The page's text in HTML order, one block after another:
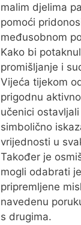
malim djelima
pomoći
međusobnom
Kako bi
promišljanje i
Vijeća tijekom
prigodnu
učenici
simbolično
vrijednosti u
Također je
mogli odabrati
pripremljene
navedenu
s drugima.